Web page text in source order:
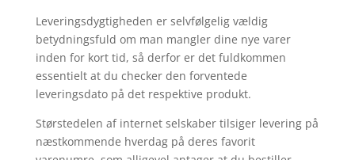
Leveringsdygtigheden er selvfølgelig vældig
betydningsfuld om man mangler dine nye varer
inden for kort tid, så derfor er det fuldkommen
essentielt at du checker den forventede
leveringsdato på det respektive produkt.
Størstedelen af internet selskaber tilsiger levering på
næstkommende hverdag på deres favorit